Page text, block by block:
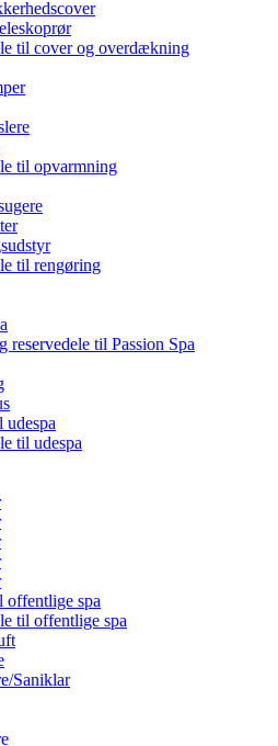
til cover og overdækning
til opvarmning
til rengøring
reservedele til Passion Spa
til udespa
offentlige spa
til offentlige spa
Saniklar